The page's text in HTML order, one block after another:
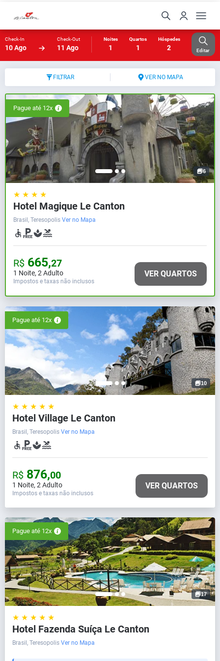
Check-In
10 Ago
Check-Out
11 Ago
Noites
1
Quartos
1
Hóspedes
2 Editar
FILTRAR VER NO MAPA
Pague até 12x
6
★ ★ ★ ★
Hotel Magique Le Canton
Brasil, Teresopolis Ver no Mapa
1 Noite, 2 Adulto
R$ 665,27
Impostos e taxas não inclusos
VER QUARTOS
Pague até 12x
10
★ ★ ★ ★ ★
Hotel Village Le Canton
Brasil, Teresopolis Ver no Mapa
1 Noite, 2 Adulto
R$ 876,00
Impostos e taxas não inclusos
VER QUARTOS
Pague até 12x
17
★ ★ ★ ★ ★
Hotel Fazenda Suíça Le Canton
Brasil, Teresopolis Ver no Mapa